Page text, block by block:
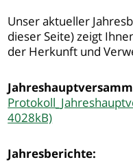
Unser aktueller
dieser Seite) zeigt
der Herkunft und
4028kB)
Jahresberichte: